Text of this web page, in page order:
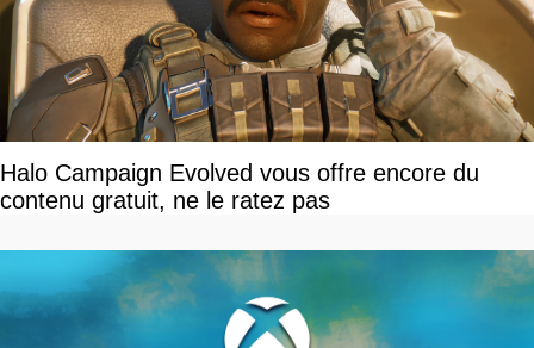
Halo Campaign Evolved vous offre encore du
contenu gratuit, ne le ratez pas